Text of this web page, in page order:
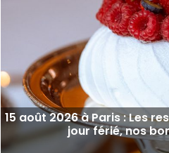
15 août 2026 à Paris : Les
jour férié, nos